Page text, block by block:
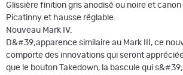
Glissière finition gris anodisé ou noire et
Picatinny et hausse réglable.
Nouveau Mark IV.
D&#39;apparence similaire au Mark III, ce
comporte des innovations qui seront
que le bouton Takedown, la bascule qui